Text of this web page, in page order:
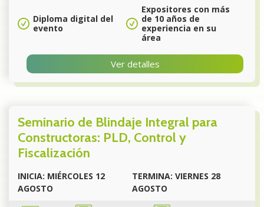
Diploma digital del
evento
Expositores con más
de 10 años de
experiencia en su
área
Ver detalles
Seminario de Blindaje Integral para
Constructoras: PLD, Control y
Fiscalización
INICIA: MIÉRCOLES 12
AGOSTO
TERMINA: VIERNES 28
AGOSTO